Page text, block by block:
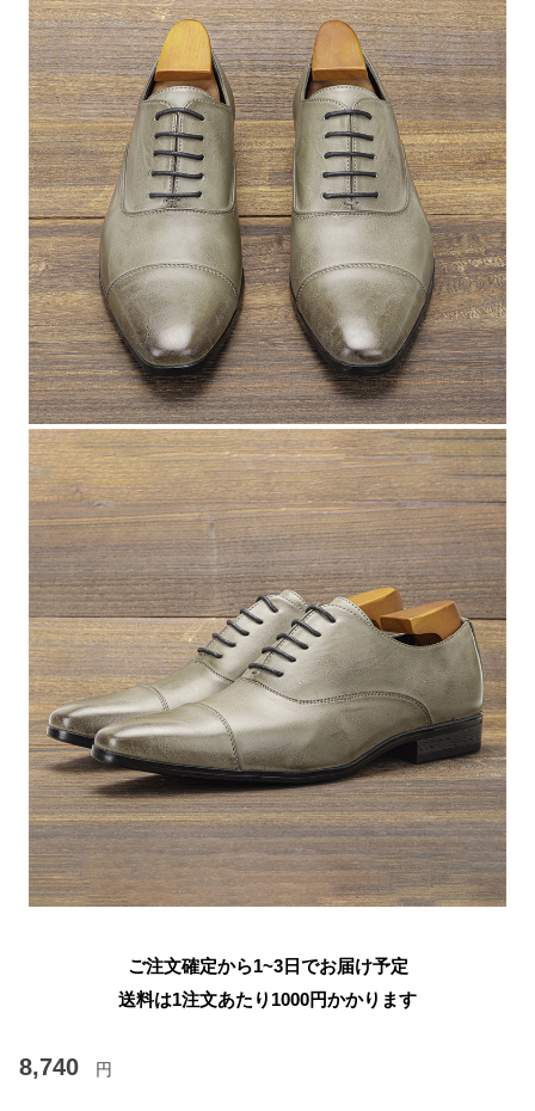
ご注文確定から1~3日でお届け予定
送料は1注文あたり 1000円かかります
8,740 円